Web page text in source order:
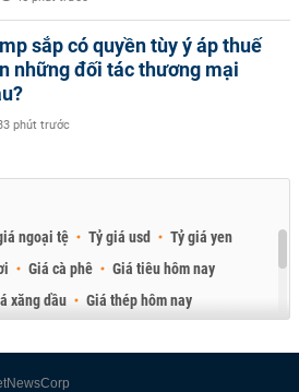
sắp có quyền tùy ý áp thuế
những đối tác thương mại
phút trước
ngoại tệ Tỷ giá usd
Tỷ giá yen
Giá cà phê
Giá tiêu hôm nay
xăng dầu
Giá thép hôm nay